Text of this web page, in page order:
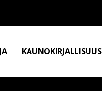
KAUNOKIRJALLISUUS